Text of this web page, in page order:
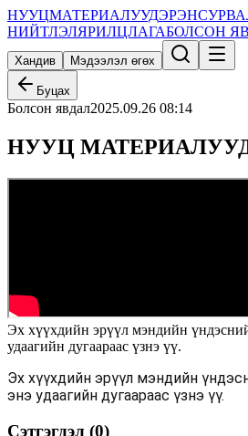
НУУЦМАТЕРИАЛУУДЭРЭН
НИЙТЛЭЛЯРИЛЦЛАГАБОЛСОН
Хандив Мэдээлэл өгөх
Буцах
Болсон явдал2025.09.26 08:14
НУУЦ
Эх хүүхдийн эрүүл мэндийн
удаагийн дугаараас үзнэ үү.
Эх хүүхдийн эрүүл мэндийн
энэ удаагийн дугаараас үзнэ үү.
Сэтгэгдэл (0)